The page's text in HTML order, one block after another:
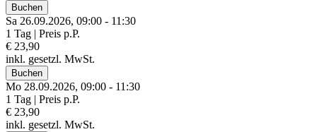
Buchen
Sa 26.09.2026, 09:00 - 11:30
1 Tag | Preis p.P.
€ 23,90
inkl. gesetzl. MwSt.
Buchen
Mo 28.09.2026, 09:00 - 11:30
1 Tag | Preis p.P.
€ 23,90
inkl. gesetzl. MwSt.